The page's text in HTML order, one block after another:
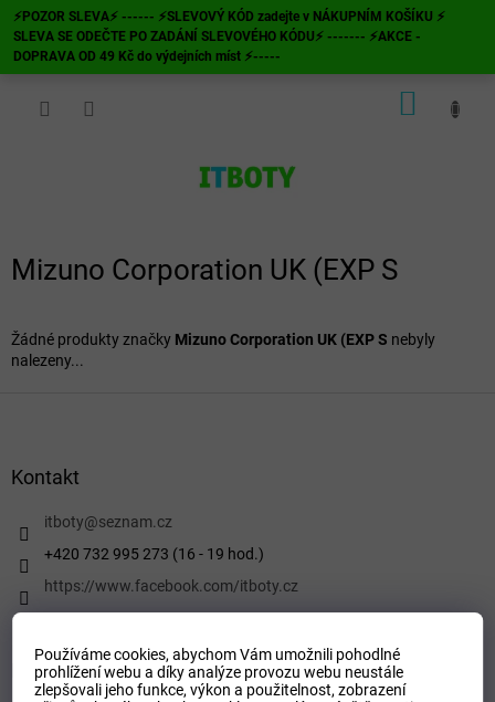
Používáme cookies, abychom Vám umožnili pohodlné
prohlížení webu a díky analýze provozu webu neustále
zlepšovali jeho funkce, výkon a použitelnost,zobrazení
Přejít
na
obsah
⚡POZOR SLEVA⚡ ------ ⚡SLEVOVÝ KÓD zadejte v NÁKUPNÍM KOŠÍKU ⚡
SLEVA SE ODEČTE PO ZADÁNÍ SLEVOVÉHO KÓDU⚡ ------- ⚡AKCE -
DOPRAVA OD 49 Kč do výdejních míst ⚡-----
Mizuno Corporation UK (EXP S
Žádné produkty značky Mizuno Corporation UK (EXP S nebyly
nalezeny...
Kontakt
itboty@seznam.cz
+420 732 995 273 (16 - 19 hod.)
https://www.facebook.com/itboty.cz
Informace pro vás